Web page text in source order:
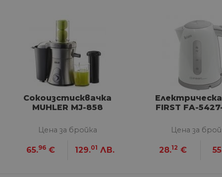
Сокоизстисквачка
MUHLER MJ-858
Цена за бройка
65.96 € 129.01 ЛВ.
FIRST FA-
Цена за
28.12 €
G_ENABLED_IDPS
CookieScriptConsent
Име
Име
Google Privacy